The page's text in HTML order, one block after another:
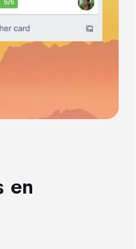
en